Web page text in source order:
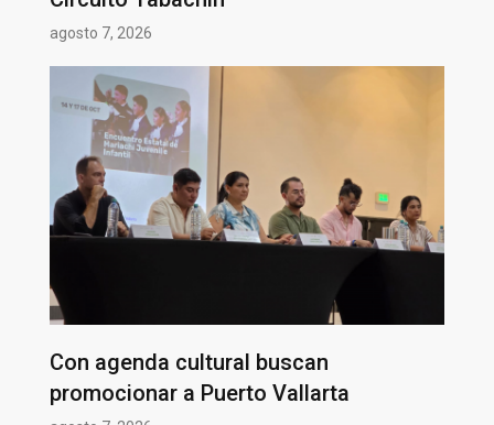
agosto 7, 2026
Con agenda cultural buscan
promocionar a Puerto Vallarta